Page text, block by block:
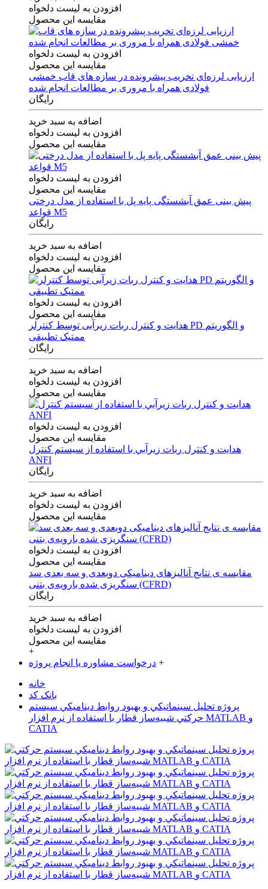
افزودن به لیست دلخواه
مقایسه این محصول
افزودن به لیست دلخواه
مقایسه این محصول
ارزیابی لرزه‌ای تخریب پیشرونده در سازه های قاب خمشی
فولادی همراه با مروری بر مطالعات انجام شده
رایگان
اضافه به سبد خرید
افزودن به لیست دلخواه
مقایسه این محصول
افزودن به لیست دلخواه
مقایسه این محصول
پیش بینی عمق آبشستگی پایه پل با استفاده از مدل درختی
قواعد M5
رایگان
اضافه به سبد خرید
افزودن به لیست دلخواه
مقایسه این محصول
افزودن به لیست دلخواه
مقایسه این محصول
هدایت و کنترل ربات زیرآبی توسط کنترلر PD و الگوریتم
ممتیک تطبیقی
رایگان
اضافه به سبد خرید
افزودن به لیست دلخواه
مقایسه این محصول
افزودن به لیست دلخواه
مقایسه این محصول
هدايت و كنترل ربات زيرآبي با استفاده از سيستم كنترل
ANFI
رایگان
اضافه به سبد خرید
افزودن به لیست دلخواه
مقایسه این محصول
افزودن به لیست دلخواه
مقایسه این محصول
مقایسه ی‌ نتایج آنالیزهای‌ دینامیکی‌ دوبعدی‌ و‌ سه بعدی‌ سد
سنگریزی‌ شده با‌رویه‌ی‌ بتنی‌ (CFRD)
رایگان
اضافه به سبد خرید
افزودن به لیست دلخواه
مقایسه این محصول
+
درخواست مشاوره یا انجام پروژه +
خانه
بانک کد
پروژه تحليل سينماتيکي و بهبود روابط ديناميکي سيستم
حرکتي شبيه‌ساز قطار با استفاده از نرم افزار MATLAB و
CATIA